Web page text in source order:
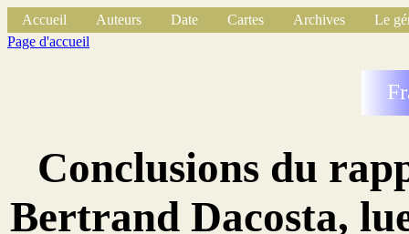
Accueil Auteurs Date Cartes Archives
Le
Page d'accueil
Conclusions du
Bertrand Dacosta,